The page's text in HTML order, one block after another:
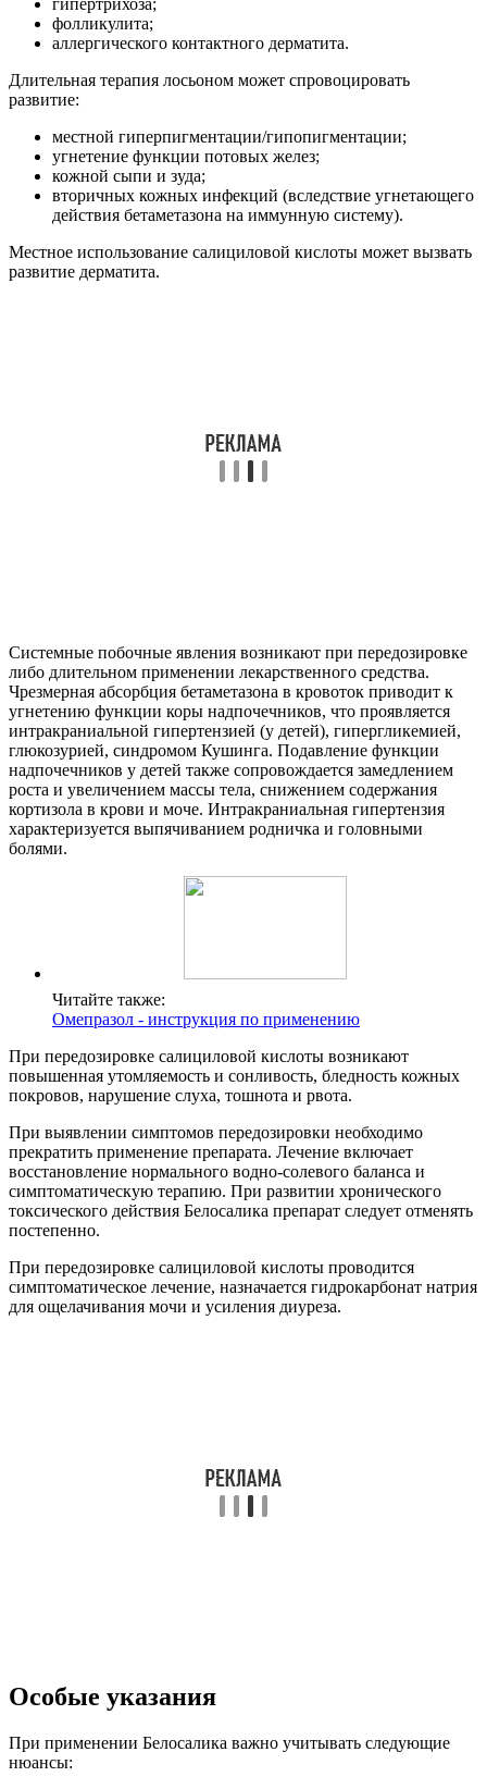
гипертрихоза;
фолликулита;
аллергического контактного дерматита.
Длительная терапия лосьоном может спровоцировать
развитие:
местной гиперпигментации/гипопигментации;
угнетение функции потовых желез;
кожной сыпи и зуда;
вторичных кожных инфекций (вследствие угнетающего
действия бетаметазона на иммунную систему).
Местное использование салициловой кислоты может вызвать
развитие дерматита.
Системные побочные явления возникают при передозировке
либо длительном применении лекарственного средства.
Чрезмерная абсорбция бетаметазона в кровоток приводит к
угнетению функции коры надпочечников, что проявляется
интракраниальной гипертензией (у детей), гипергликемией,
глюкозурией, синдромом Кушинга. Подавление функции
надпочечников у детей также сопровождается замедлением
роста и увеличением массы тела, снижением содержания
кортизола в крови и моче. Интракраниальная гипертензия
характеризуется выпячиванием родничка и головными
болями.
Читайте также:
Омепразол - инструкция по применению
При передозировке салициловой кислоты возникают
повышенная утомляемость и сонливость, бледность кожных
покровов, нарушение слуха, тошнота и рвота.
При выявлении симптомов передозировки необходимо
прекратить применение препарата. Лечение включает
восстановление нормального водно-солевого баланса и
симптоматическую терапию. При развитии хронического
токсического действия Белосалика препарат следует отменять
постепенно.
При передозировке салициловой кислоты проводится
симптоматическое лечение, назначается гидрокарбонат натрия
для ощелачивания мочи и усиления диуреза.
Особые указания
При применении Белосалика важно учитывать следующие
нюансы: